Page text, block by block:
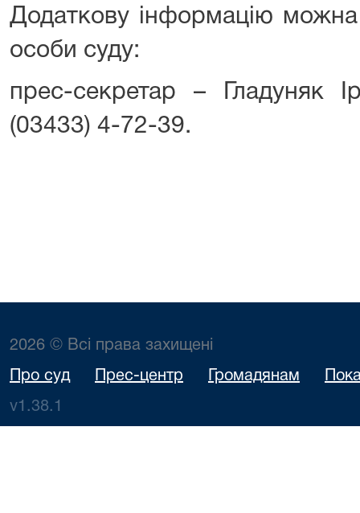
Додаткову інформацію можна
особи суду:
прес-секретар – Гладуняк
(03433) 4-72-39.
2026 © Всі права захищені
Про суд Прес-центр Громадянам
v1.38.1